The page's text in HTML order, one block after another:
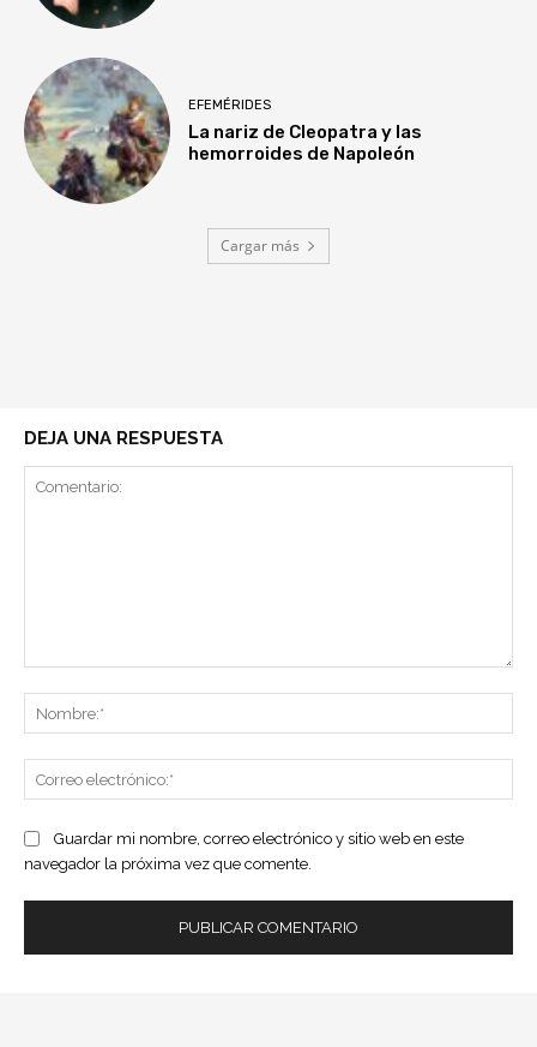
EFEMÉRIDES
La nariz de Cleopatra y las
hemorroides de Napoleón
Cargar más
DEJA UNA RESPUESTA
Guardar mi nombre, correo electrónico y sitio web en este
navegador la próxima vez que comente.